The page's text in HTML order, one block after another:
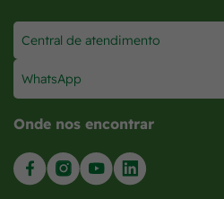
Central de atendimento
WhatsApp
Onde nos encontrar